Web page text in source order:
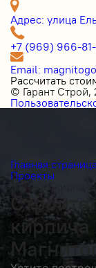
Адрес: улица
+7 (969) 966-
Email:
Рассчитать
© Гарант Строй,
Главная страница
Проекты
Дома из кирпича